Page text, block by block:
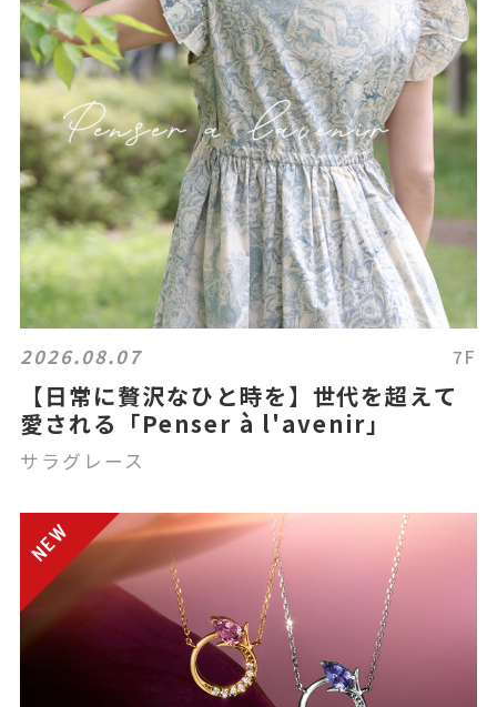
2026.08.07 7F
【日常に贅沢なひと時を】世代を超えて
愛される「Penser à l'avenir」
サラグレース